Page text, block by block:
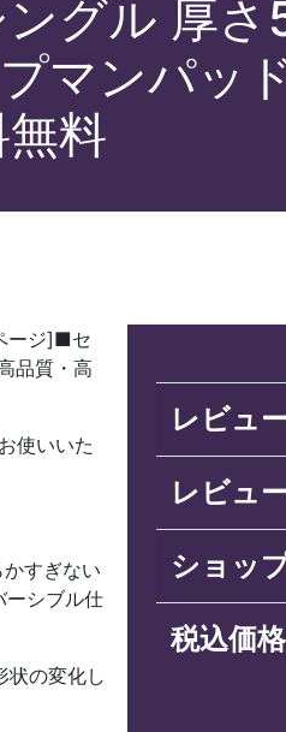
グル 厚さ
マンパッ
料
ージ]■セ
品質・高
使いいた
すぎない
ーシブル仕
の変化し
レビュ
レビュ
ショッ
税込価格